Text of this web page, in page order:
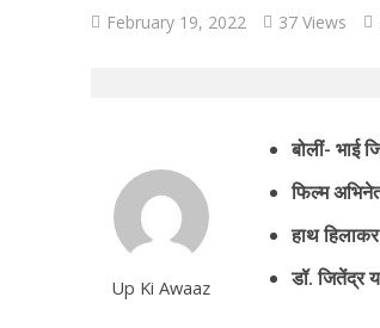
February 19, 2022 37 Views
Up Ki Awaaz
बोलीं- भाई
फिल्म
हाथ
डॉ. जितेंद्र